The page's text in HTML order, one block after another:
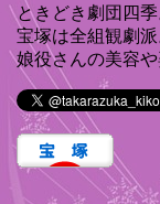
ときどき劇団四季
宝塚は全組観劇派
娘役さんの美容